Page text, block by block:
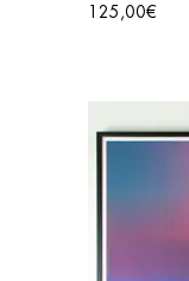
125,00€